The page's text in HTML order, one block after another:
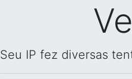
Seu IP fez diversas